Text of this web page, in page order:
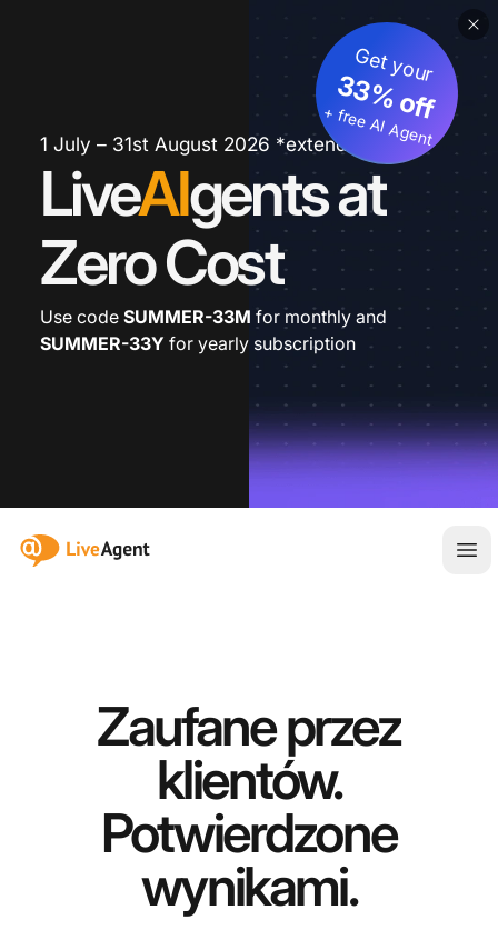
1 July – 31st August 2026 *extended
LiveAIgents at
Zero Cost
Get your
33% off
+ free AI Agent
Use code SUMMER-33M for monthly and
SUMMER-33Y for yearly subscription
:site.title
Zaufane przez
klientów.
Potwierdzone
wynikami.